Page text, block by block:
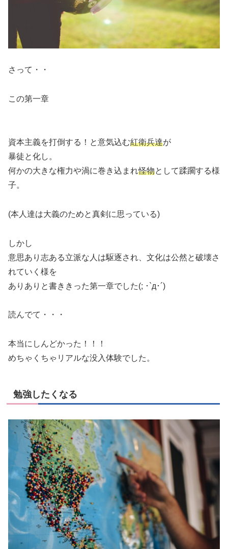
さって・・
この第一章
資本主義を打倒する！と意気込む紅衛兵達が
暴徒と化し。
何かの大きな権力や渦に巻き込まれ怪物として蹂躙する様
子。
(本人達は大義のためと真剣に思っている)
しかし
意思あり志ある立派な人は駆逐され、文化は公然と破壊さ
れていく様を
ありありと書ききった第一章でした(; ･`д･´)
読んでて・・・
本当にしんどかった！！！
めちゃくちゃリアルな没入体験でした。
勉強したくなる